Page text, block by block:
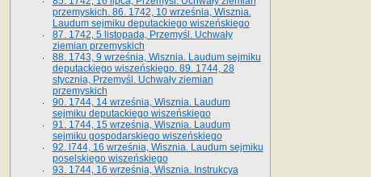
przemyskich. 86. 1742, 10 września, Wisznia.
Laudum sejmiku deputackiego wiszeńskiego
87. 1742, 5 listopada, Przemyśl. Uchwały
ziemian przemyskich
88. 1743, 9 września, Wisznia. Laudum sejmiku
deputackiego wiszeńskiego. 89. 1744, 28
stycznia, Przemyśl. Uchwały ziemian
przemyskich
90. 1744, 14 września, Wisznia. Laudum
sejmiku deputackiego wiszeńskiego
91. 1744, 15 września, Wisznia. Laudum
sejmiku gospodarskiego wiszeńskiego
92. l744, 16 września, Wisznia. Laudum sejmiku
poselskiego wiszeńskiego
93. 1744, 16 września, Wisznia. Instrukcya